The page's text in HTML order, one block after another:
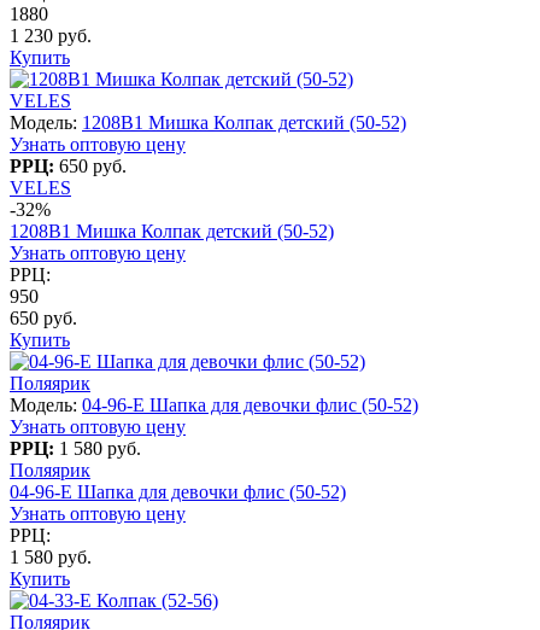
1880
1 230 руб.
Купить
VELES
Модель: 1208B1 Мишка Колпак детский (50-52)
Узнать оптовую цену
РРЦ: 650 руб.
VELES
-32%
1208B1 Мишка Колпак детский (50-52)
Узнать оптовую цену
РРЦ:
950
650 руб.
Купить
Поляярик
Модель: 04-96-E Шапка для девочки флис (50-52)
Узнать оптовую цену
РРЦ: 1 580 руб.
Поляярик
04-96-E Шапка для девочки флис (50-52)
Узнать оптовую цену
РРЦ:
1 580 руб.
Купить
Поляярик